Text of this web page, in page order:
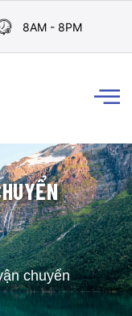
8AM - 8PM
chuyển